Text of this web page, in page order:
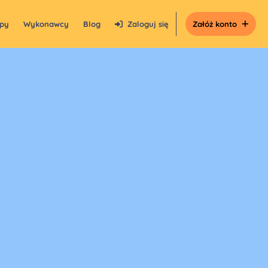
Wykonawcy Blog Zaloguj się Załóż konto